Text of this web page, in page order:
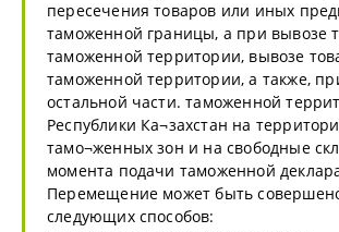
пересечения товаров или иных
таможенной границы, а при вывозе
таможенной территории, вывозе
таможенной территории, а также,
остальной части. таможенной
Республики Ка¬захстан на
тамо¬женных зон и на свободные
момента подачи таможенной
Перемещение может быть
следующих способов: